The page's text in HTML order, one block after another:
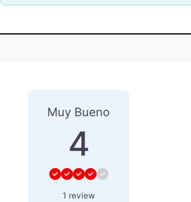
Muy Bueno
4
1 review